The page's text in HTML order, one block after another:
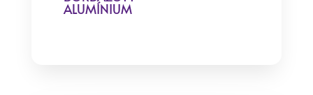
ALUMÍNIUM